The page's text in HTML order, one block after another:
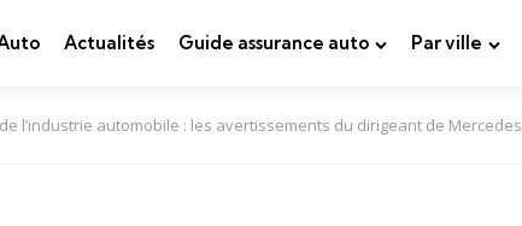
Actualités Guide assurance auto Par ville
l’industrie automobile : les avertissements du dirigeant de Mercedes